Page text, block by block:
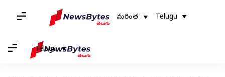
మరింత Telugu
Telugu